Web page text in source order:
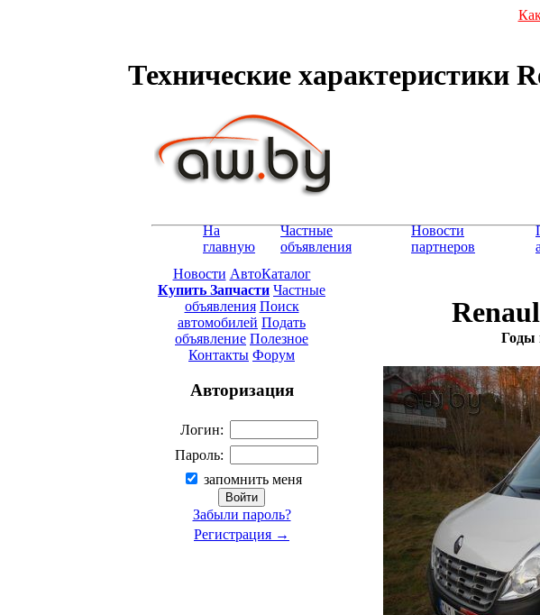
Технические характеристики
На
главную
Частные
объявления
Новости
партнеров
Новости АвтоКаталог
Купить Запчасти Частные
объявления Поиск
автомобилей Подать
объявление Полезное
Контакты Форум
Авторизация
Логин:
Пароль:
запомнить меня
Забыли пароль?
Регистрация →
Годы